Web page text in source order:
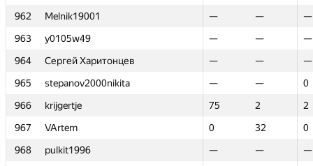
962
Melnik19001 — —
—
963
y0105w49 — —
—
964
Сергей Харитонцев — —
—
965
stepanov2000nikita — —
0
966
krijgertje 75 2
2
967
VArtem 0 32
0
968
pulkit1996 — —
—
962
Melnik19001 — —
—
963
y0105w49 — —
—
964
Сергей Харитонцев — —
—
965
stepanov2000nikita — —
0
966
krijgertje 75 2
2
967
VArtem 0 32
0
968
pulkit1996 — —
—